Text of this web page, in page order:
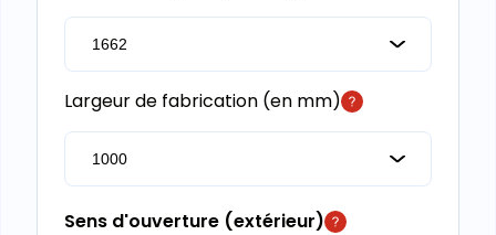
Largeur de fabrication (en mm)
Sens d'ouverture (extérieur)